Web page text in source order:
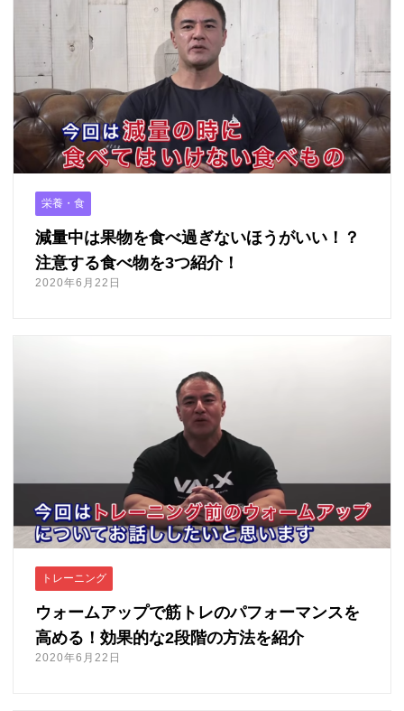
栄養・食
減量中は果物を食べ過ぎないほうがいい！？
注意する食べ物を3つ紹介！
2020年6月22日
トレーニング
ウォームアップで筋トレのパフォーマンスを
高める！効果的な2段階の方法を紹介
2020年6月22日